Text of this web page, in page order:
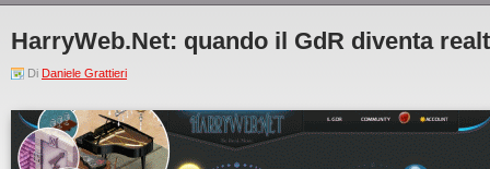
HarryWeb.Net: quando il GdR diventa
Di Daniele Grattieri